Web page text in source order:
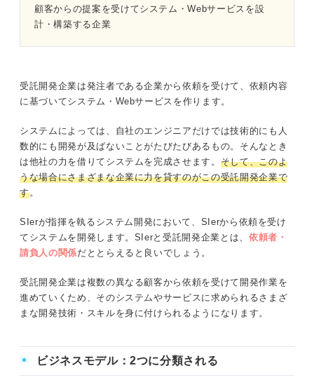
顧客からの提案を受けてシステム・Webサービスを設
計・構築する企業
受託開発企業は発注者である企業から依頼を受けて、依頼内容
に基づいてシステム・Webサービスを作ります。
システムによっては、自社のエンジニアだけでは技術的にも人
数的にも開発が及ばないことがたびたびあるもの。そんなとき
は他社の力を借りてシステムを完成させます。 そして、このよ
うな場合にさまざまな企業に力を貸すのがこの受託開発企業で
す。
SIerが指揮を執るシステム開発において、SIerから依頼を受け
てシステムを開発します。SIerと受託開発企業とは、 依頼者・
請負人の関係だととらえると良いでしょう。
受託開発企業は複数の異なる顧客から依頼を受けて開発作業を
進めていくため、そのシステムやサービスに求められるさまざ
まな開発技術・スキルを身に付けられるようになります。
ビジネスモデル：2つに分類される